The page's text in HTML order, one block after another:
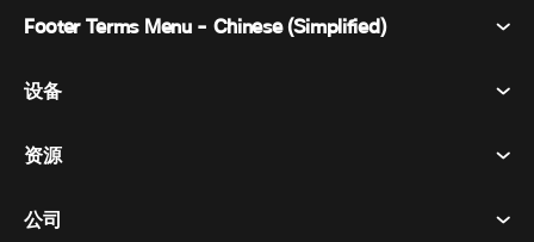
Webex Suite
消息传递
活动
Footer Terms Menu - Chinese (Simplified)
条款和条件
商标
设备
房间设备
资源
价格
公司